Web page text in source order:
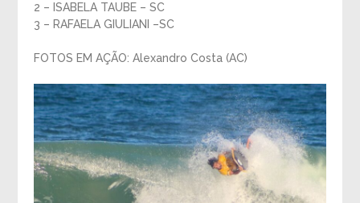
2 – ISABELA TAUBE – SC
3 – RAFAELA GIULIANI –SC
FOTOS EM AÇÃO: Alexandro Costa (AC)